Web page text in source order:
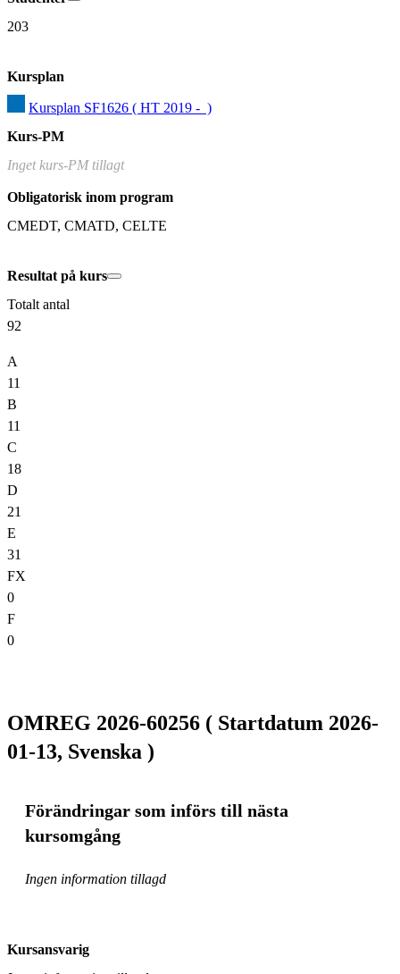
203
Kursplan
Kursplan SF1626 ( HT 2019 -  )
Kurs-PM
Inget kurs-PM tillagt
Obligatorisk inom program
CMEDT, CMATD, CELTE
Resultat på kurs
Totalt antal
92
A
11
B
11
C
18
D
21
E
31
FX
0
F
0
OMREG 2026-60256 ( Startdatum 2026-
01-13, Svenska )
Förändringar som införs till nästa
kursomgång
Ingen information tillagd
Kursansvarig